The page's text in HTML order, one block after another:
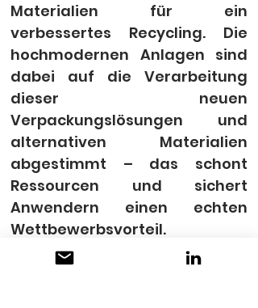
Materialien für ein
verbessertes Recycling. Die
hochmodernen Anlagen sind
dabei auf die Verarbeitung
dieser neuen
Verpackungslösungen und
alternativen Materialien
abgestimmt – das schont
Ressourcen und sichert
Anwendern einen echten
Wettbewerbsvorteil.